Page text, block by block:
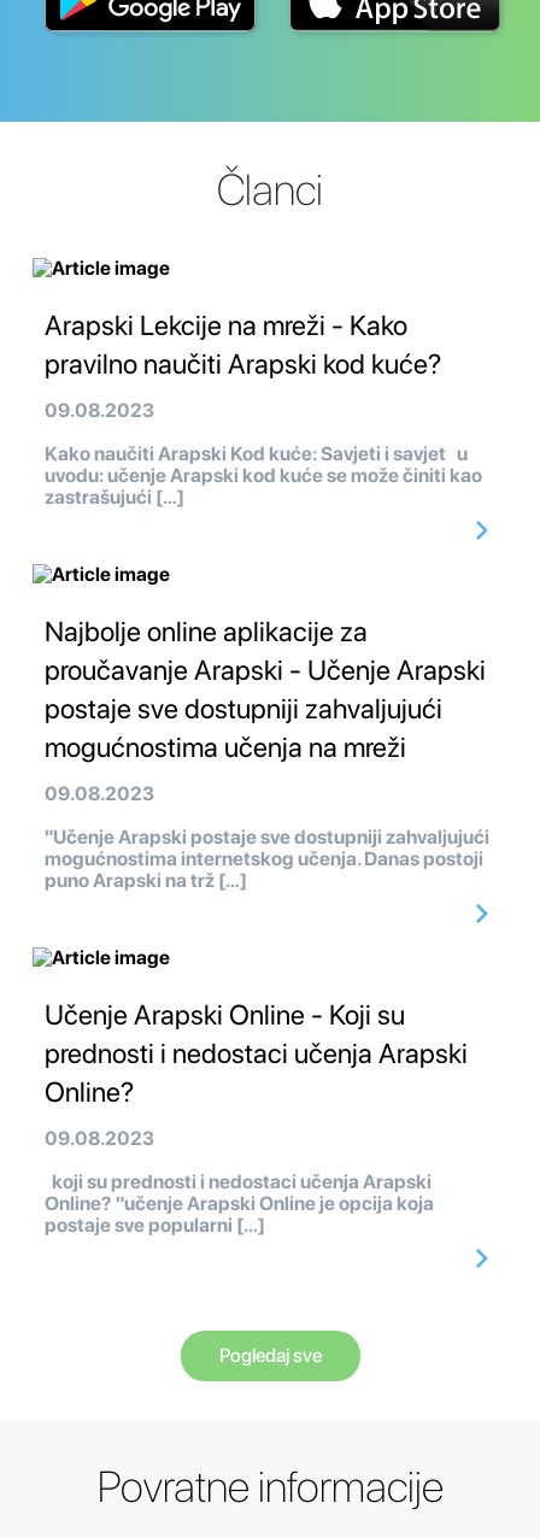
Članci
Arapski Lekcije na mreži - Kako
pravilno naučiti Arapski kod kuće?
09.08.2023
Kako naučiti Arapski Kod kuće: Savjeti i savjet u
uvodu: učenje Arapski kod kuće se može činiti kao
zastrašujući […]
Najbolje online aplikacije za
proučavanje Arapski - Učenje Arapski
postaje sve dostupniji zahvaljujući
mogućnostima učenja na mreži
09.08.2023
"Učenje Arapski postaje sve dostupniji zahvaljujući
mogućnostima internetskog učenja. Danas postoji
puno Arapski na trž […]
Učenje Arapski Online - Koji su
prednosti i nedostaci učenja Arapski
Online?
09.08.2023
koji su prednosti i nedostaci učenja Arapski
Online? "učenje Arapski Online je opcija koja
postaje sve popularni […]
Pogledaj sve
Povratne informacije